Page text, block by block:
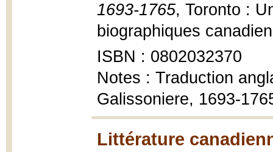
1693-1765, Toronto :
biographiques
ISBN : 0802032370
Notes : Traduction
Galissoniere, 1693-
Littérature